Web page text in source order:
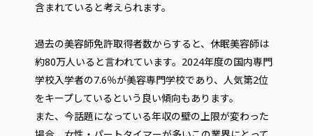
含まれていると考えられます。
過去の美容師免許取得者数からすると、休眠美容師は
約80万人いると言われています。2024年度の国内専門
学校入学者の7.6％が美容専門学校であり、人気第2位
をキープしているという良い傾向もあります。​
また、今話題になっている年収の壁の上限が変わった